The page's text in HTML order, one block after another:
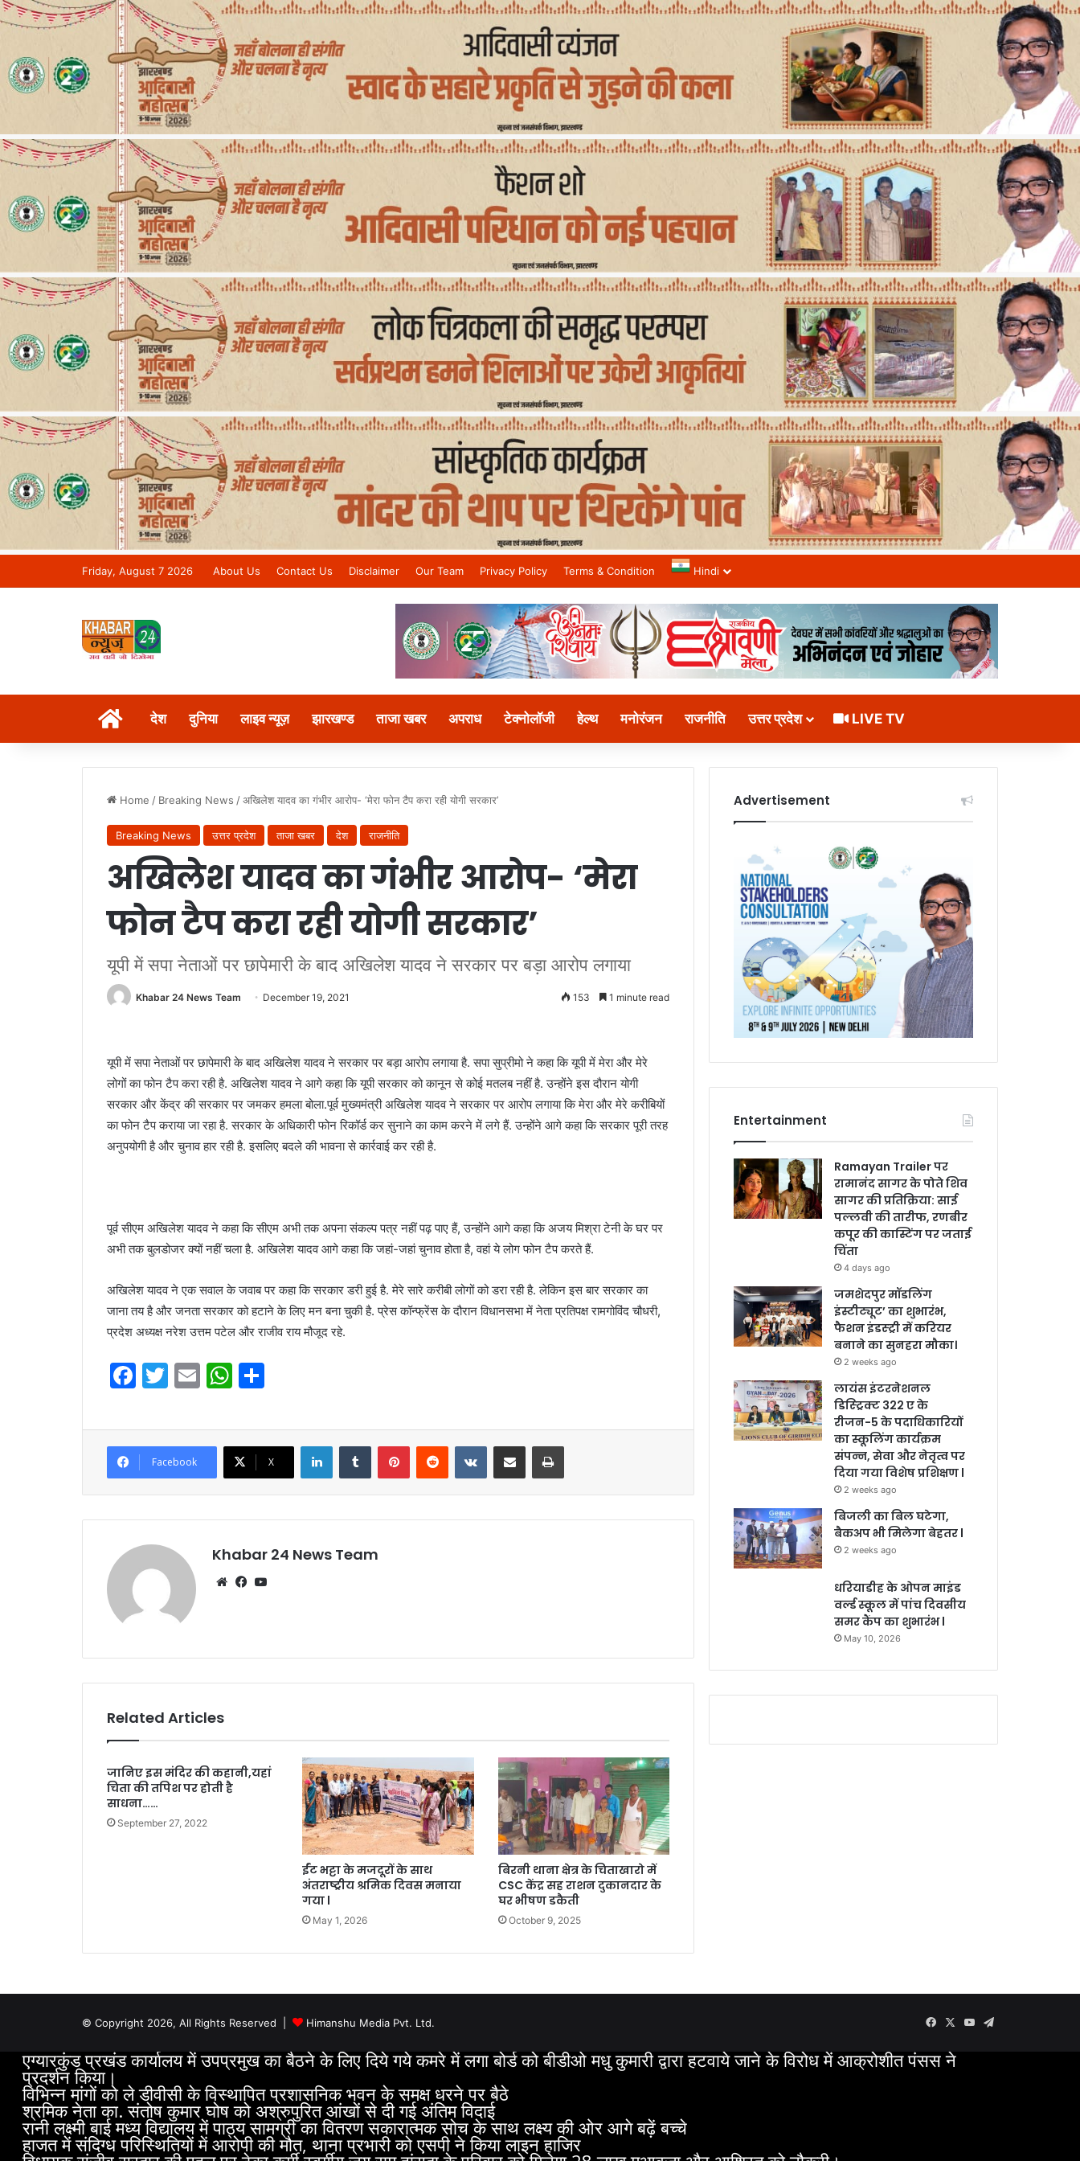
Friday, August 7 2026 About Us Contact Us Disclaimer Our Team Privacy Policy Terms & Condition Hindi
Khabar 24 News Tv | Bihar/Jharkhand No.1 News Channel
देश दुनिया लाइव न्यूज़ झारखण्ड ताजा खबर अपराध टेक्नोलॉजी हेल्थ मनोरंजन राजनीति उत्तर प्रदेश LIVE TV
Home / Breaking News /अखिलेश यादव का गंभीर आरोप- ‘मेरा फोन टैप करा रही योगी सरकार’
Breaking News उत्तर प्रदेश ताजा खबर देश राजनीति
अखिलेश यादव का गंभीर आरोप- ‘मेरा
फोन टैप करा रही योगी सरकार’
यूपी में सपा नेताओं पर छापेमारी के बाद अखिलेश यादव ने सरकार पर बड़ा आरोप लगाया
Khabar 24 News Team December 19, 2021 153 1 minute read
यूपी में सपा नेताओं पर छापेमारी के बाद अखिलेश यादव ने सरकार पर बड़ा आरोप लगाया है. सपा सुप्रीमो ने कहा कि यूपी में मेरा और मेरे
लोगों का फोन टैप करा रही है. अखिलेश यादव ने आगे कहा कि यूपी सरकार को कानून से कोई मतलब नहीं है. उन्होंने इस दौरान योगी
सरकार और केंद्र की सरकार पर जमकर हमला बोला.पूर्व मुख्यमंत्री अखिलेश यादव ने सरकार पर आरोप लगाया कि मेरा और मेरे करीबियों
का फोन टैप कराया जा रहा है. सरकार के अधिकारी फोन रिकॉर्ड कर सुनाने का काम करने में लगे हैं. उन्होंने आगे कहा कि सरकार पूरी तरह
अनुपयोगी है और चुनाव हार रही है. इसलिए बदले की भावना से कार्रवाई कर रही है.
पूर्व सीएम अखिलेश यादव ने कहा कि सीएम अभी तक अपना संकल्प पत्र नहीं पढ़ पाए हैं, उन्होंने आगे कहा कि अजय मिश्रा टेनी के घर पर
अभी तक बुलडोजर क्यों नहीं चला है. अखिलेश यादव आगे कहा कि जहां-जहां चुनाव होता है, वहां ये लोग फोन टैप करते हैं.
अखिलेश यादव ने एक सवाल के जवाब पर कहा कि सरकार डरी हुई है. मेरे सारे करीबी लोगों को डरा रही है. लेकिन इस बार सरकार का
जाना तय है और जनता सरकार को हटाने के लिए मन बना चुकी है. प्रेस कॉन्फ्रेंस के दौरान विधानसभा में नेता प्रतिपक्ष रामगोविंद चौधरी,
प्रदेश अध्यक्ष नरेश उत्तम पटेल और राजीव राय मौजूद रहे.
F
c
e
b
o
o
k
T
itt
er
E
ai
l
W
at
s
A
p
p
ar
e
Facebook X
LinkedInTumblr PinterestReddit VKontakteShare via Email Print
Khabar 24 News Team
WebsiteFacebook
Related Articles
जानिए इस मंदिर की कहानी,यहां
चिता की तपिश पर होती है
साधना……
September 27, 2022
ईंट भट्टा के मजदूरों के साथ
अंतराष्ट्रीय श्रमिक दिवस मनाया
गया l
May 1, 2026
बिरनी थाना क्षेत्र के चिताखारो में
CSC केंद्र सह राशन दुकानदार के
घर भीषण डकैती
October 9, 2025
Advertisement
Entertainment
Ramayan Trailer पर
रामानंद सागर के पोते शिव
सागर की प्रतिक्रिया: साई
पल्लवी की तारीफ, रणबीर
कपूर की कास्टिंग पर जताई
चिंता
4 days ago
जमशेदपुर मॉडलिंग
इंस्टीट्यूट’ का शुभारंभ,
फैशन इंडस्ट्री में करियर
बनाने का सुनहरा मौका।
2 weeks ago
लायंस इंटरनेशनल
डिस्ट्रिक्ट 322 ए के
रीजन-5 के पदाधिकारियों
का स्कूलिंग कार्यक्रम
संपन्न, सेवा और नेतृत्व पर
दिया गया विशेष प्रशिक्षण l
2 weeks ago
बिजली का बिल घटेगा,
बैकअप भी मिलेगा बेहतर l
2 weeks ago
धरियाडीह के ओपन माइंड
वर्ल्ड स्कूल में पांच दिवसीय
समर कैंप का शुभारंभ l
May 10, 2026
© Copyright 2026, All Rights Reserved | Himanshu Media Pvt. Ltd. Facebook
X YouTubeTelegram
एग्यारकुंड प्रखंड कार्यालय में उपप्रमुख का बैठने के लिए दिये गये कमरे में लगा बोर्ड को बीडीओ मधु कुमारी द्वारा हटवाये जाने के विरोध में आक्रोशीत पंसस ने
प्रदर्शन किया।
विभिन्न मांगों को ले डीवीसी के विस्थापित प्रशासनिक भवन के समक्ष धरने पर बैठे
श्रमिक नेता का. संतोष कुमार घोष को अश्रुपुरित आंखों से दी गई अंतिम विदाई
रानी लक्ष्मी बाई मध्य विद्यालय में पाठ्य सामग्री का वितरण सकारात्मक सोच के साथ लक्ष्य की ओर आगे बढ़ें बच्चे
हाजत में संदिग्ध परिस्थितियों में आरोपी की मौत, थाना प्रभारी को एसपी ने किया लाइन हाजिर